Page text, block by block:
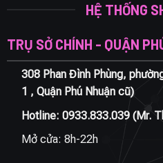
HỆ THỐNG
TRỤ SỞ CHÍNH - QUẬN
308 Phan Đình Phùng,
1 , Quận Phú Nhuận cũ)
Hotline: 0933.833.039(Mr.
Mở cửa: 8h-22h